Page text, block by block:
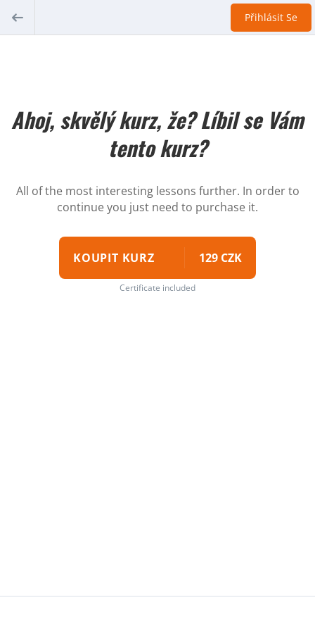
Přihlásit Se
Ahoj, skvělý kurz, že? Líbil se Vám
tento kurz?
All of the most interesting lessons further. In order to
continue you just need to purchase it.
KOUPIT KURZ 129 CZK
Certificate included